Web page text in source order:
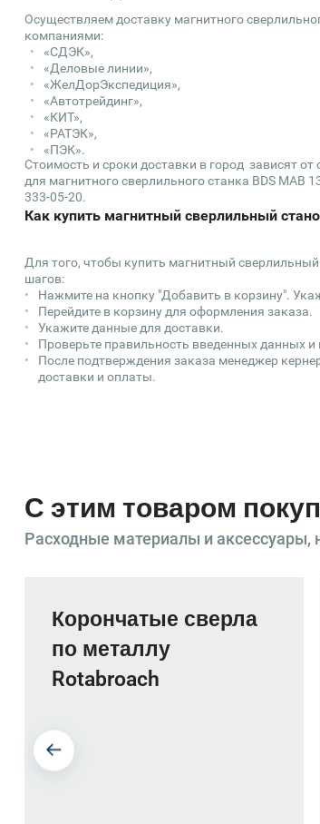
Осуществляем доставку магнитного
компаниями:
«СДЭК»,
«Деловые линии»,
«ЖелДорЭкспедиция»,
«Автотрейдинг»,
«КИТ»,
«РАТЭК»,
«ПЭК».
Стоимость и сроки доставки в город зависят
для магнитного сверлильного станка BDS MAB
333-05-20.
Как купить магнитный сверлильный
Для того, чтобы купить магнитный
шагов:
Нажмите на кнопку "Добавить в корзину".
Перейдите в корзину для оформления заказа.
Укажите данные для доставки.
Проверьте правильность введенных данных и
После подтверждения заказа менеджер
доставки и оплаты.
С этим товаром
Расходные материалы и
Корончатые сверла
по металлу
Rotabroach